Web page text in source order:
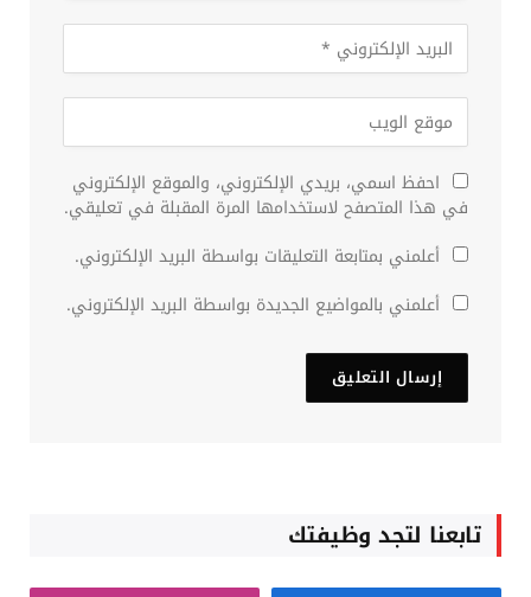
احفظ اسمي، بريدي الإلكتروني، والموقع الإلكتروني
في هذا المتصفح لاستخدامها المرة المقبلة في تعليقي.
أعلمني بمتابعة التعليقات بواسطة البريد الإلكتروني.
أعلمني بالمواضيع الجديدة بواسطة البريد الإلكتروني.
تابعنا لتجد وظيفتك